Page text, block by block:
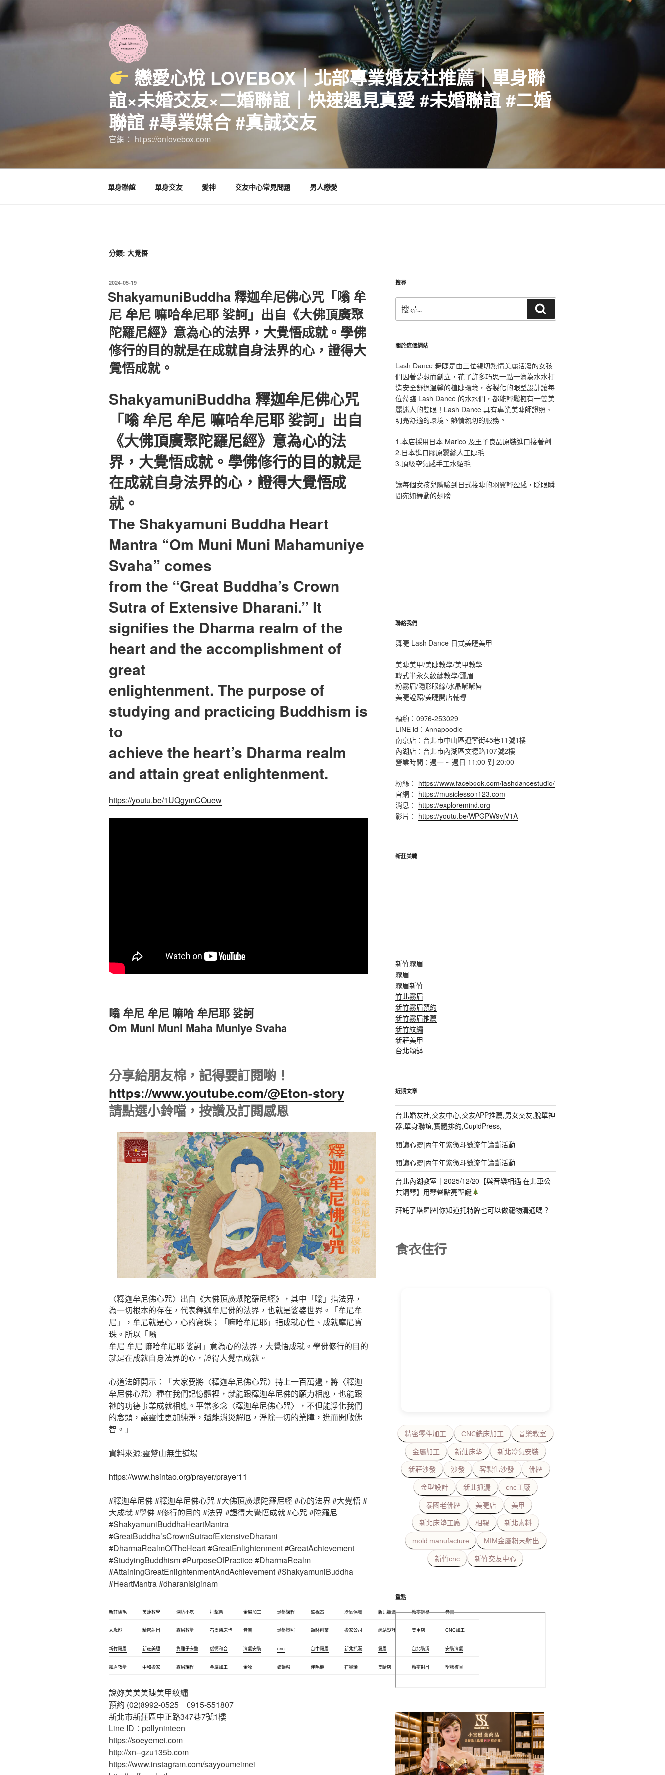
跳
至
主
要
戀愛心悅 LOVEBOX｜北部專業婚友社推薦｜單身聯
誼×未婚交友×二婚聯誼｜快速遇見真愛 #未婚聯誼 #二婚
聯誼 #專業媒合 #真誠交友
官網： https://onlovebox.com
單身聯誼 單身交友 愛神 交友中心常見問題 男人戀愛
分類: 大覺悟
發
於
2024-05-19
ShakyamuniBuddha 釋迦牟尼佛心咒「嗡 牟
尼 牟尼 嘛哈牟尼耶 娑訶」出自《大佛頂廣聚
陀羅尼經》意為心的法界，大覺悟成就。學佛
修行的目的就是在成就自身法界的心，證得大
覺悟成就。
ShakyamuniBuddha 釋迦牟尼佛心咒
「嗡 牟尼 牟尼 嘛哈牟尼耶 娑訶」出自
《大佛頂廣聚陀羅尼經》意為心的法
界，大覺悟成就。學佛修行的目的就是
在成就自身法界的心，證得大覺悟成
就。
The Shakyamuni Buddha Heart
Mantra “Om Muni Muni Mahamuniye
Svaha” comes
from the “Great Buddha’s Crown
Sutra of Extensive Dharani.” It
signifies the Dharma realm of the
heart and the accomplishment of
great
enlightenment. The purpose of
studying and practicing Buddhism is
to
achieve the heart’s Dharma realm
and attain great enlightenment.
https://youtu.be/1UQgymCOuew
嗡 牟尼 牟尼 嘛哈 牟尼耶 娑訶
Om Muni Muni Maha Muniye Svaha
分享給朋友棉，記得要訂閱喲！
https://www.youtube.com/@Eton-story
請點選小鈴噹，按讚及訂閱感恩
〈釋迦牟尼佛心咒〉出自《大佛頂廣聚陀羅尼經》，其中「嗡」指法界，
為一切根本的存在，代表釋迦牟尼佛的法界，也就是娑婆世界。「牟尼牟
尼」，牟尼就是心，心的寶珠；「嘛哈牟尼耶」指成就心性、成就摩尼寶
珠。所以「嗡
牟尼 牟尼 嘛哈牟尼耶 娑訶」意為心的法界，大覺悟成就。學佛修行的目的
就是在成就自身法界的心，證得大覺悟成就。
心道法師開示：「大家要將〈䆁迦牟尼佛心咒〉持上一百萬遍，將〈釋迦
牟尼佛心咒〉種在我們記憶體裡，就能跟䆁迦牟尼佛的願力相應，也能跟
祂的功德事業成就相應。平常多念〈䆁迦牟尼佛心咒〉，不但能淨化我們
的念頭，讓靈性更加純淨，還能消災解厄，淨除一切的業障，進而開啟佛
智。」
資料來源:靈鷲山無生道場
https://www.hsintao.org/prayer/prayer11
#釋迦牟尼佛 #釋迦牟尼佛心咒 #大佛頂廣聚陀羅尼經 #心的法界 #大覺悟 #
大成就 #學佛 #修行的目的 #法界 #證得大覺悟成就 #心咒 #陀羅尼
#ShakyamuniBuddhaHeartMantra
#GreatBuddha’sCrownSutraofExtensiveDharani
#DharmaRealmOfTheHeart #GreatEnlightenment #GreatAchievement
#StudyingBuddhism #PurposeOfPractice #DharmaRealm
#AttainingGreatEnlightenmentAndAchievement #ShakyamuniBuddha
#HeartMantra #dharanisiginam
新莊除毛 美睫教學 深坑小吃 打擊樂 金屬加工 頌缽課程 監視器 冷氣保養 新北抓漏 精密鋼模 音圓
太歲燈 精密射出 霧眉教學 石墨烯床墊 音響 頌缽證照 頌缽創業 搬家公司 網站設計 美甲店 CNC加工
新竹霧眉 新莊美睫 負離子床墊 感情和合 冷氣安裝 cnc 台中霧眉 新北抓漏 霧眉 台北裝潢 安裝冷氣
霧眉教學 中和搬家 霧眉課程 金屬加工 金嗓 螺螄粉 伴唱機 石墨烯 美睫店 精密射出 塑膠模具
說妳美美美睫美甲紋繡
預約 (02)8992-0525 0915-551807
新北市新莊區中正路347巷7號1樓
Line ID︰pollyninteen
https://soeyemei.com
http://xn--gzu135b.com
https://www.instagram.com/sayyoumeimei
搜尋
尋
關
字:
尋
關於這個網站
Lash Dance 舞睫是由三位親切熱情美麗活潑的女孩
們因著夢想而創立，花了許多巧思一點一滴為水水打
造安全舒適溫馨的植睫環境，客製化的眼型設計讓每
位蒞臨 Lash Dance 的水水們，都能輕鬆擁有一雙美
麗迷人的雙眼！Lash Dance 具有專業美睫師證照、
明亮舒適的環境、熱情親切的服務。
1.本店採用日本 Marico 及王子良品原裝進口接著劑
2.日本進口膠原蠶絲人工睫毛
3.頂級空氣感手工水貂毛
讓每個女孩兒體驗到日式接睫的羽翼輕盈感，眨眼瞬
間宛如舞動的翅膀
聯絡我們
舞睫 Lash Dance 日式美睫美甲
美睫美甲/美睫教學/美甲教學
韓式半永久紋繡教學/飄眉
粉霧眉/隱形眼線/水晶嘟嘟唇
美睫證照/美睫開店輔導
預約：0976-253029
LINE id：Annapoodle
南京店：台北市中山區遼寧街45巷11號1樓
內湖店：台北市內湖區文德路107號2樓
營業時間：週一 ~ 週日 11:00 到 20:00
粉絲： https://www.facebook.com/lashdancestudio/
官網： https://musiclesson123.com
消息： https://exploremind.org
影片： https://youtu.be/WPGPW9vjV1A
新莊美睫
新竹霧眉
霧眉
霧眉新竹
竹北霧眉
新竹霧眉預約
新竹霧眉推薦
新竹紋繡
新莊美甲
台北頌缽
近期文章
台北婚友社,交友中心,交友APP推薦,男女交友,脫單神
器,單身聯誼,實體排約,CupidPress,
閱讀心靈|丙午年紫微斗數流年論斷活動
閱讀心靈|丙午年紫微斗數流年論斷活動
台北內湖教室｜2025/12/20【與音樂相遇.在北車公
共鋼琴】用琴聲點亮聖誕
拜託了塔羅牌|你知道托特牌也可以做寵物溝通嗎？
食衣住行
精密零件加工 CNC銑床加工 音樂教室
金屬加工 新莊床墊 新北冷氣安裝
新莊沙發 沙發 客製化沙發 佛牌
金型設計 新北抓漏 cnc工廠
泰國老佛牌 美睫店 美甲
新北床墊工廠 相親 新北素料
mold manufacture MIM金屬粉末射出
新竹cnc 新竹交友中心
重點